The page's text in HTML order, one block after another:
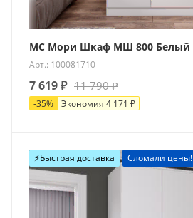
МС Мори Шкаф МШ 800 Белый
Арт.: 100081710
7 619₽ 11 790₽
-35% Экономия 4 171 ₽
⚡️Быстрая доставка Сломали цены!